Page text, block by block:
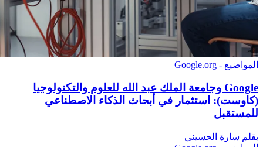
المواضيع - Google.org
Google وجامعة الملك عبد الله للعلوم والتكنولوجيا
(كاوست): استثمار في أبحاث الذكاء الاصطناعي
للمستقبل
بقلم سارة الحسيني